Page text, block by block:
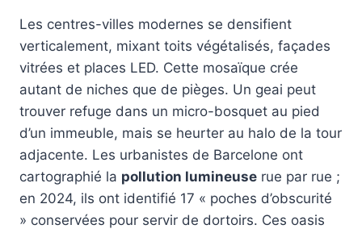
Les centres-villes modernes se densifient
verticalement, mixant toits végétalisés, façades
vitrées et places LED. Cette mosaïque crée
autant de niches que de pièges. Un geai peut
trouver refuge dans un micro-bosquet au pied
d’un immeuble, mais se heurter au halo de la tour
adjacente. Les urbanistes de Barcelone ont
cartographié la pollution lumineuse rue par rue ;
en 2024, ils ont identifié 17 « poches d’obscurité
» conservées pour servir de dortoirs. Ces oasis